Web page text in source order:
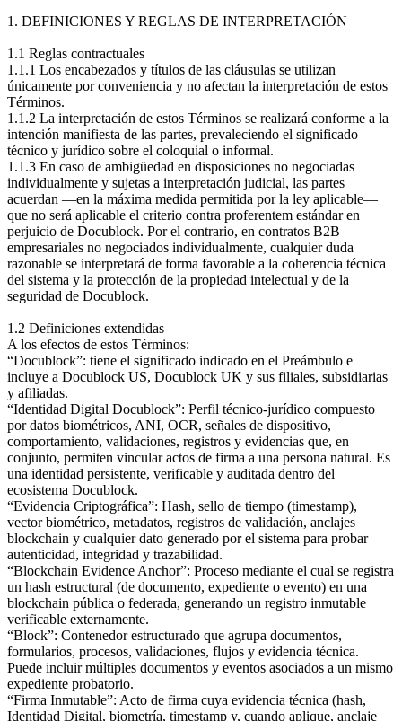
1. DEFINICIONES Y REGLAS DE INTERPRETACIÓN
1.1 Reglas contractuales
1.1.1 Los encabezados y títulos de las cláusulas se utilizan
únicamente por conveniencia y no afectan la interpretación de estos
Términos.
1.1.2 La interpretación de estos Términos se realizará conforme a la
intención manifiesta de las partes, prevaleciendo el significado
técnico y jurídico sobre el coloquial o informal.
1.1.3 En caso de ambigüedad en disposiciones no negociadas
individualmente y sujetas a interpretación judicial, las partes
acuerdan —en la máxima medida permitida por la ley aplicable—
que no será aplicable el criterio contra proferentem estándar en
perjuicio de Docublock. Por el contrario, en contratos B2B
empresariales no negociados individualmente, cualquier duda
razonable se interpretará de forma favorable a la coherencia técnica
del sistema y la protección de la propiedad intelectual y de la
seguridad de Docublock.
1.2 Definiciones extendidas
A los efectos de estos Términos:
“Docublock”: tiene el significado indicado en el Preámbulo e
incluye a Docublock US, Docublock UK y sus filiales, subsidiarias
y afiliadas.
“Identidad Digital Docublock”: Perfil técnico-jurídico compuesto
por datos biométricos, ANI, OCR, señales de dispositivo,
comportamiento, validaciones, registros y evidencias que, en
conjunto, permiten vincular actos de firma a una persona natural. Es
una identidad persistente, verificable y auditada dentro del
ecosistema Docublock.
“Evidencia Criptográfica”: Hash, sello de tiempo (timestamp),
vector biométrico, metadatos, registros de validación, anclajes
blockchain y cualquier dato generado por el sistema para probar
autenticidad, integridad y trazabilidad.
“Blockchain Evidence Anchor”: Proceso mediante el cual se registra
un hash estructural (de documento, expediente o evento) en una
blockchain pública o federada, generando un registro inmutable
verificable externamente.
“Block”: Contenedor estructurado que agrupa documentos,
formularios, procesos, validaciones, flujos y evidencia técnica.
Puede incluir múltiples documentos y eventos asociados a un mismo
expediente probatorio.
“Firma Inmutable”: Acto de firma cuya evidencia técnica (hash,
Identidad Digital, biometría, timestamp y, cuando aplique, anclaje